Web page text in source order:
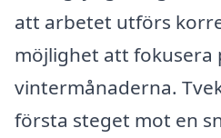
att arbetet utförs
möjlighet att fokusera
vintermånaderna.
första steget mot en